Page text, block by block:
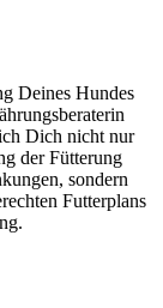
Deines Hundes
Dich nicht nur
der Fütterung
sondern
Futterplans